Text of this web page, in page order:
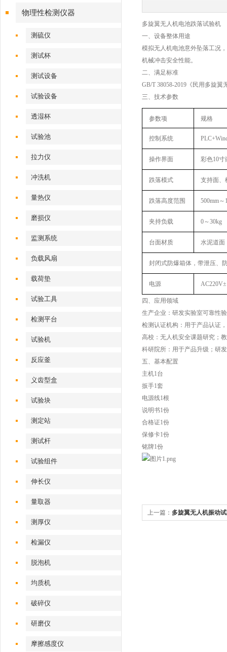
物理性检测仪器
测硫仪
测试杯
测试设备
试验设备
透湿杯
试验池
拉力仪
冲洗机
量热仪
磨损仪
监测系统
负载风扇
载荷垫
试验工具
检测平台
试验机‌
反应釜
义齿型盒
试验块
测定站‌
测试杆
试验组件
伸长仪
量取器
测厚仪
检漏仪
脱泡机
均质机
破碎仪
研磨仪
摩擦感度仪
多旋翼无人机电池跌落试验机
‌一、 设备整体用途
模拟无人机电池意外坠落工况
机械冲击安全性能。
二、满足标准
GB/T 38058-2019《民用多旋
三、技术参数
‌参数项‌ 规格‌
控制系统
操作界面 彩色10寸
跌落模式 支持面、
跌落高度范围 500mm～
夹持负载 0～30kg
台面材质 水泥道面
封闭式防爆箱体，带泄压、
电源
四、应用领域
生产企业：研发实验室可靠性
检测认证机构：用于产品认证
高校：无人机安全课题研究；
科研院所：用于产品升级；研
五、基本配置
主机1台
扳手1套
电源线1根
说明书1份
合格证1份
保修卡1份
铭牌1份
上一篇： 多旋翼无人机振动